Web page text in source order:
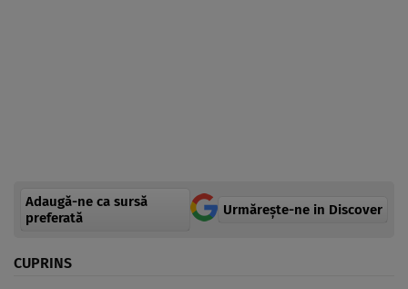
Adaugă-ne ca sursă
preferată
Urmărește-ne in Discover
CUPRINS